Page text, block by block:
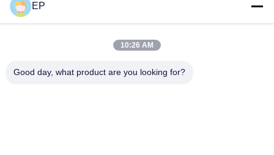
EP
10:26 AM
Good day, what product are you looking for?